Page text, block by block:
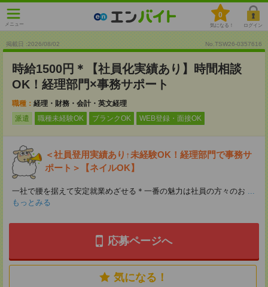
メニュー
0
気になる！ ログイン
掲載日 :2026/08/02 No.TSW26-0357616
時給1500円＊【社員化実績あり】時間相談
OK！経理部門×事務サポート
職種： 経理・財務・会計・英文経理
派遣
職種未経験OK ブランクOK WEB登録・面接OK
＜社員登用実績あり↑未経験OK！経理部門で事務サ
ポート＞【ネイルOK】
一社で腰を据えて安定就業めざせる＊一番の魅力は社員の方々のお ...
もっとみる
応募ページへ
気になる！